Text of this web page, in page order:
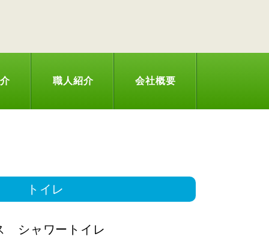
職人紹介 会社概要
トイレ
シャワートイレ